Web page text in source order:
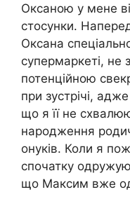
Оксаною у мене
стосунки.
Оксана
супермаркеті, не
потенційною
при зустрічі,
що я її не
народження
онуків. Коли я
спочатку
що Максим вже